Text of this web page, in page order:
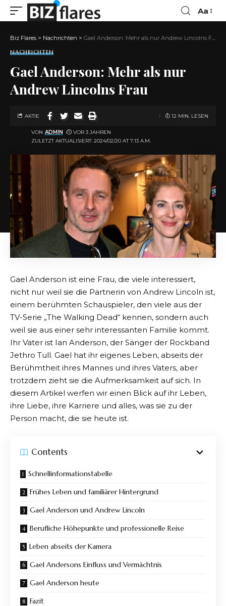
Aa
Biz Flares > Nachrichten > Gael Anderson: Mehr als nur Andrew Lincolns Frau
NACHRICHTEN
Gael Anderson: Mehr als nur
Andrew Lincolns Frau
ZULETZT AKTUALISIERT: 2024/02/20 AT 7:13 A.M.
VON ADMIN VOR 3 JAHREN
AKTIE 12 MIN. LESEN
Gael Anderson ist eine Frau, die viele interessiert,
nicht nur weil sie die Partnerin von Andrew Lincoln ist,
einem berühmten Schauspieler, den viele aus der
TV-Serie „The Walking Dead“ kennen, sondern auch
weil sie aus einer sehr interessanten Familie kommt.
Ihr Vater ist Ian Anderson, der Sänger der Rockband
Jethro Tull. Gael hat ihr eigenes Leben, abseits der
Berühmtheit ihres Mannes und ihres Vaters, aber
trotzdem zieht sie die Aufmerksamkeit auf sich. In
diesem Artikel werfen wir einen Blick auf ihr Leben,
ihre Liebe, ihre Karriere und alles, was sie zu der
Person macht, die sie heute ist.
Contents
Schnellinformationstabelle
Frühes Leben und familiärer Hintergrund
Gael Anderson und Andrew Lincoln
Berufliche Höhepunkte und professionelle Reise
Leben abseits der Kamera
Gael Andersons Einfluss und Vermächtnis
Gael Anderson heute
Fazit